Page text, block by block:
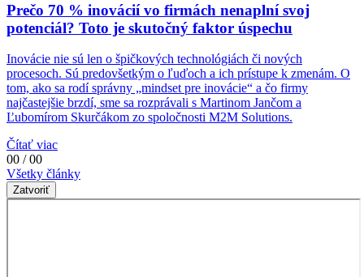
Prečo 70 % inovácií vo firmách nenaplní svoj
potenciál? Toto je skutočný faktor úspechu
Inovácie nie sú len o špičkových technológiách či nových
procesoch. Sú predovšetkým o ľuďoch a ich prístupe k zmenám. O
tom, ako sa rodí správny „mindset pre inovácie“ a čo firmy
najčastejšie brzdí, sme sa rozprávali s Martinom Jančom a
Ľubomírom Skurčákom zo spoločnosti M2M Solutions.
Čítať viac
00 / 00
Všetky články
Zatvoriť